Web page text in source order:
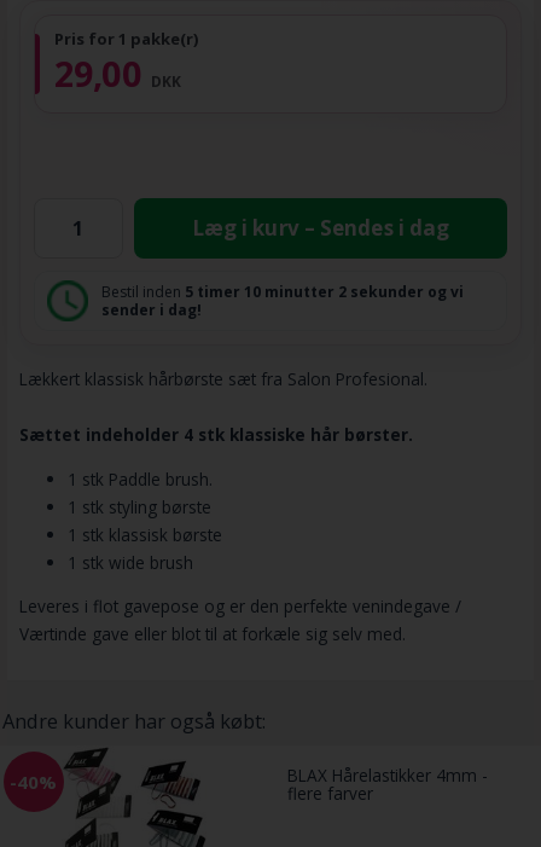
Pris for 1 pakke(r)
29,00 DKK
Læg i kurv – Sendes i dag
Bestil inden 5 timer 10 minutter 2 sekunder og vi
sender i dag!
Lækkert klassisk hårbørste sæt fra Salon Profesional.
Sættet indeholder 4 stk klassiske hår børster.
1 stk Paddle brush.
1 stk styling børste
1 stk klassisk børste
1 stk wide brush
Leveres i flot gavepose og er den perfekte venindegave /
Værtinde gave eller blot til at forkæle sig selv med.
Andre kunder har også købt:
-40% BLAX Hårelastikker 4mm -
flere farver